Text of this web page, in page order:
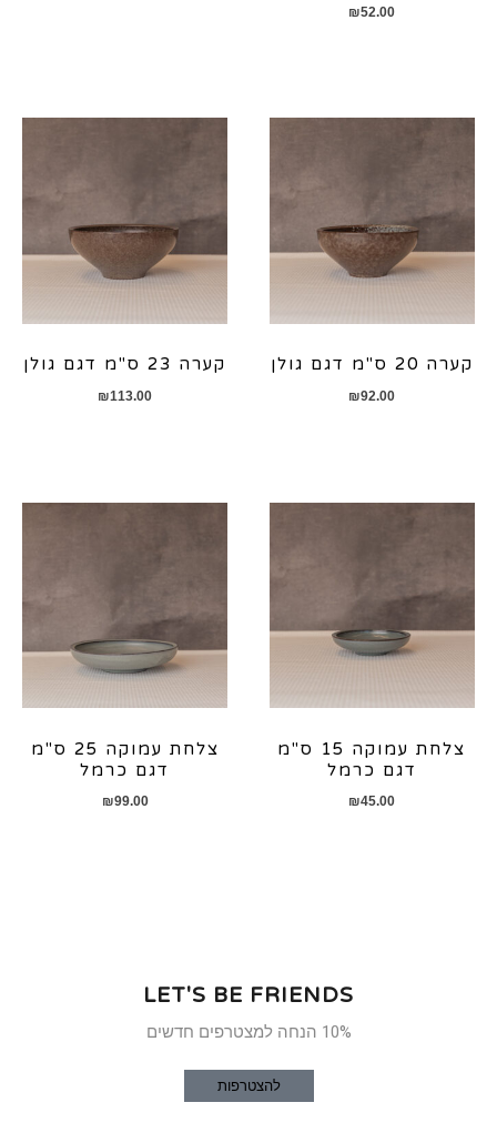
₪52.00
קערה 20 ס"מ דגם גולן
₪92.00
קערה 23 ס"מ דגם גולן
₪113.00
צלחת עמוקה 15 ס"מ
דגם כרמל
₪45.00
צלחת עמוקה 25 ס"מ
דגם כרמל
₪99.00
LET'S BE FRIENDS
10% הנחה למצטרפים חדשים
להצטרפות